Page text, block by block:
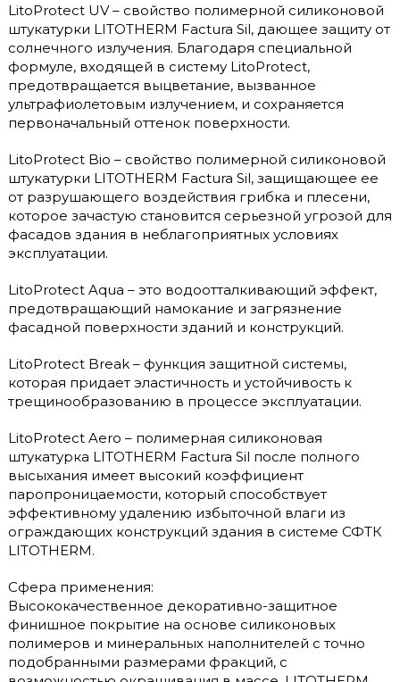
LitoProtect UV – свойство полимерной силиконовой
штукатурки LITOTHERM Factura Sil, дающее защиту от
солнечного излучения. Благодаря специальной
формуле, входящей в систему LitoProtect,
предотвращается выцветание, вызванное
ультрафиолетовым излучением, и сохраняется
первоначальный оттенок поверхности.
LitoProtect Bio – свойство полимерной силиконовой
штукатурки LITOTHERM Factura Sil, защищающее ее
от разрушающего воздействия грибка и плесени,
которое зачастую становится серьезной угрозой для
фасадов здания в неблагоприятных условиях
эксплуатации.
LitoProtect Aqua – это водоотталкивающий эффект,
предотвращающий намокание и загрязнение
фасадной поверхности зданий и конструкций.
LitoProtect Break – функция защитной системы,
которая придает эластичность и устойчивость к
трещинообразованию в процессе эксплуатации.
LitoProtect Aero – полимерная силиконовая
штукатурка LITOTHERM Factura Sil после полного
высыхания имеет высокий коэффициент
паропроницаемости, который способствует
эффективному удалению избыточной влаги из
ограждающих конструкций здания в системе СФТК
LITOTHERM.
Сфера применения:
Высококачественное декоративно-защитное
финишное покрытие на основе силиконовых
полимеров и минеральных наполнителей с точно
подобранными размерами фракций, с